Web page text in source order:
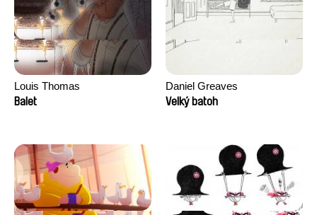
Louis Thomas
Balet
Daniel Greaves
Velký batoh